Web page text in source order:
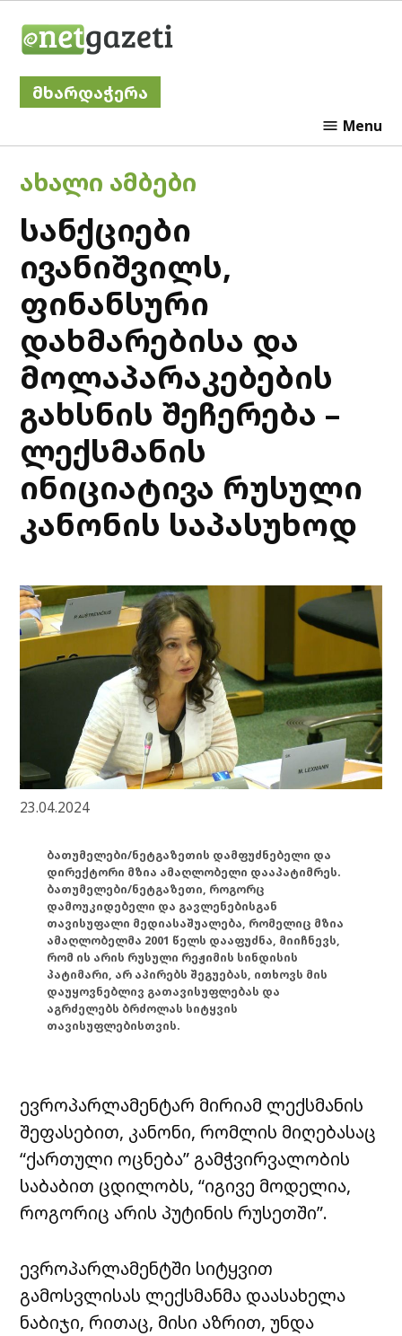
მხარდაჭერა
Menu
POSTED
IN
ᲐᲮᲐᲚᲘ ᲐᲛᲑᲔᲑᲘ
სანქციები
ივანიშვილს,
ფინანსური
დახმარებისა და
მოლაპარაკებების
გახსნის შეჩერება –
ლექსმანის
ინიციატივა რუსული
კანონის საპასუხოდ
23.04.2024
ბათუმელები/ნეტგაზეთის დამფუძნებელი და
დირექტორი მზია ამაღლობელი დააპატიმრეს.
ბათუმელები/ნეტგაზეთი, როგორც
დამოუკიდებელი და გავლენებისგან
თავისუფალი მედიასაშუალება, რომელიც მზია
ამაღლობელმა 2001 წელს დააფუძნა, მიიჩნევს,
რომ ის არის რუსული რეჟიმის სინდისის
პატიმარი, არ აპირებს შეგუებას, ითხოვს მის
დაუყოვნებლივ გათავისუფლებას და
აგრძელებს ბრძოლას სიტყვის
თავისუფლებისთვის.
ევროპარლამენტარ მირიამ ლექსმანის
შეფასებით, კანონი, რომლის მიღებასაც
“ქართული ოცნება” გამჭვირვალობის
საბაბით ცდილობს, “იგივე მოდელია,
როგორიც არის პუტინის რუსეთში”.
ევროპარლამენტში სიტყვით
გამოსვლისას ლექსმანმა დაასახელა
ნაბიჯი, რითაც, მისი აზრით, უნდა